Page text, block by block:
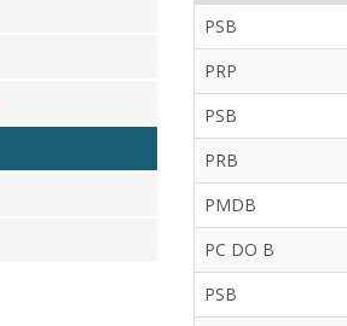
PSB
PRP
PSB
PRB
PMDB
PC DO B
PSB